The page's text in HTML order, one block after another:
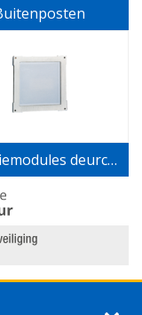
Functiemodules deurcommunicatie